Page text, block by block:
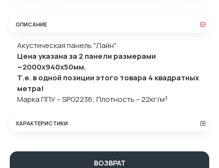
ОПИСАНИЕ
Акустическая панель "Лайн"
Цена указана за 2 панели размерами
~2000х940х50мм.
Т.е. в одной позиции этого товара 4 квадратных
метра!
Марка ППУ – SPG2236; Плотность – 22кг/м³
ХАРАКТЕРИСТИКИ
ВОЗВРАТ